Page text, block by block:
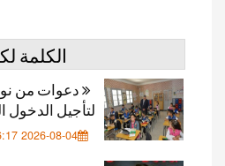
الكلمة
دعوات من
لتأجيل الدخول
2026-08-04 00:26:17